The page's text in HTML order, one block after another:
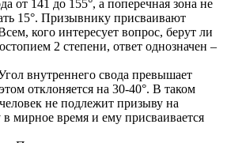
от 141 до 155°, а поперечная зона не
15°. Призывнику присваивают
кого интересует вопрос, берут ли
2 степени, ответ однозначен –
внутреннего свода превышает
отклоняется на 30-40°. В таком
не подлежит призыву на
мирное время и ему присваивается